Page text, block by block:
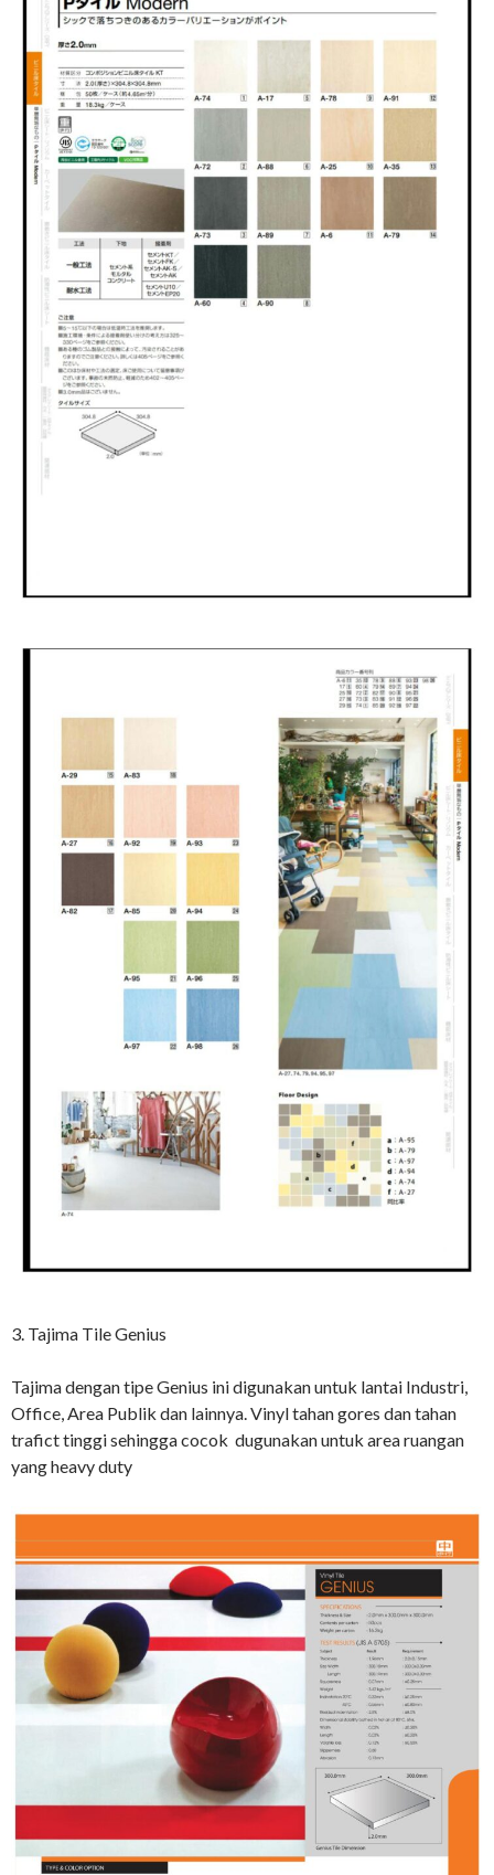
3. Tajima Tile Genius
Tajima dengan tipe Genius ini digunakan untuk lantai Industri,
Office, Area Publik dan lainnya. Vinyl tahan gores dan tahan
trafict tinggi sehingga cocok dugunakan untuk area ruangan
yang heavy duty